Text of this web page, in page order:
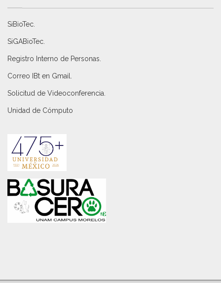
SiBioTec
SiGABioTec.
Registro Interno de Personas
Correo IBt en Gmail
Solicitud de Videoconferencia.
Unidad de Cómputo